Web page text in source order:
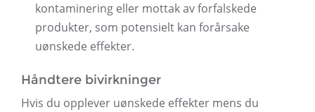
kontaminering eller mottak av forfalskede
produkter, som potensielt kan forårsake
uønskede effekter.
Håndtere bivirkninger
Hvis du opplever uønskede effekter mens du